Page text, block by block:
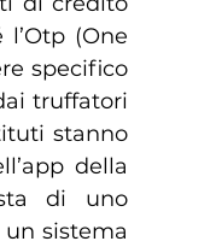
(One
specifico
truffatori
stanno
della
di uno
sistema